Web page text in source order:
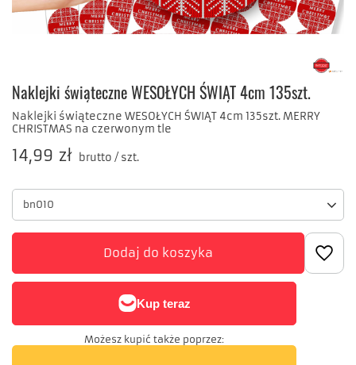
Naklejki świąteczne WESOŁYCH ŚWIĄT 4cm 135szt.
Naklejki świąteczne WESOŁYCH ŚWIĄT 4cm 135szt. MERRY
CHRISTMAS na czerwonym tle
bn010
14,99 zł brutto / szt.
Dodaj do koszyka
Możesz kupić także poprzez: